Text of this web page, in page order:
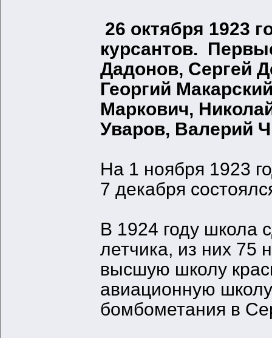
26 октября 1923
курсантов.
Дадонов, Сергей
Георгий
Маркович,
Уваров, Валерий
На 1 ноября 1923
7 декабря
В 1924 году школа
летчика, из них 75
высшую школу
авиационную
бомбометания в